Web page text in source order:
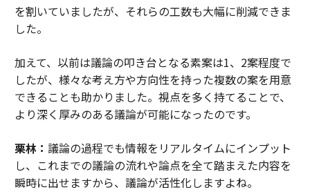
を割いていましたが、それらの工数も大幅に削減できま
した。
加えて、以前は議論の叩き台となる素案は1、2案程度で
したが、様々な考え方や方向性を持った複数の案を用意
できることも助かりました。視点を多く持てることで、
より深く厚みのある議論が可能になったのです。
栗林： 議論の過程でも情報をリアルタイムにインプット
し、これまでの議論の流れや論点を全て踏まえた内容を
瞬時に出せますから、議論が活性化しますよね。